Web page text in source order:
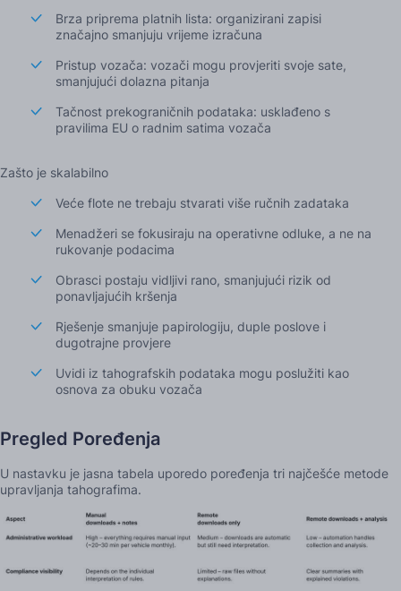
Brza priprema platnih lista: organizirani zapisi
značajno smanjuju vrijeme izračuna
Pristup vozača: vozači mogu provjeriti svoje sate,
smanjujući dolazna pitanja
Tačnost prekograničnih podataka: usklađeno s
pravilima EU o radnim satima vozača
Zašto je skalabilno
Veće flote ne trebaju stvarati više ručnih zadataka
Menadžeri se fokusiraju na operativne odluke, a ne na
rukovanje podacima
Obrasci postaju vidljivi rano, smanjujući rizik od
ponavljajućih kršenja
Rješenje smanjuje papirologiju, duple poslove i
dugotrajne provjere
Uvidi iz tahografskih podataka mogu poslužiti kao
osnova za obuku vozača
Pregled Poređenja
U nastavku je jasna tabela uporedo poređenja tri najčešće metode
upravljanja tahografima.